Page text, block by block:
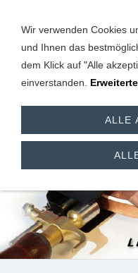
Hart- /
Zubehör
Wir verwenden Cookies
und Ihnen das
dem Klick auf "Alle
einverstanden.
ALLE